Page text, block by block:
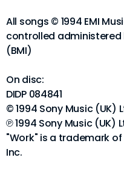
All songs © 1994 EMI
controlled administered
(BMI)
On disc:
DIDP 084841
© 1994 Sony Music (UK)
℗ 1994 Sony Music (UK)
"Work" is a trademark
Inc.